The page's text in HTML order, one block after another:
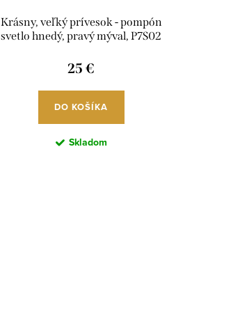
Krásny, veľký prívesok - pompón
svetlo hnedý, pravý mýval, P7S02
25 €
DO KOŠÍKA
Skladom